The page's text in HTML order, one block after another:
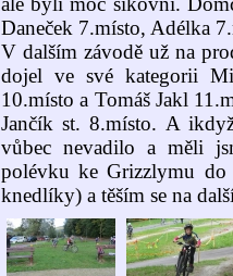
Daneček 7.místo, Adélka
V dalším závodě už na
dojel ve své kategorii
10.místo a Tomáš Jakl
Jančík st. 8.místo. A
vůbec nevadilo a měli
polévku ke Grizzlymu
knedlíky) a těším se na